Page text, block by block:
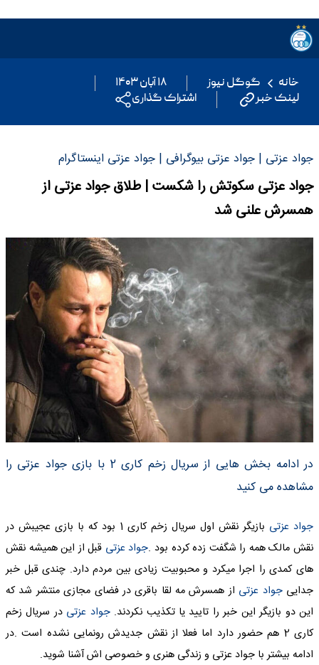
خانه گوگل نیوز
۱۸ آبان ۱۴۰۳
لینک خبر
اشتراک گذاری
جواد عزتی | جواد عزتی بیوگرافی | جواد عزتی اینستاگرام
جواد عزتی سکوتش را شکست | طلاق جواد عزتی از
همسرش علنی شد
در ادامه بخش هایی از سریال زخم کاری 2 با بازی جواد عزتی را
مشاهده می کنید
جواد عزتی
بازیگر نقش اول سریال زخم کاری 1 بود که با بازی عجیبش در
نقش مالک همه را شگفت زده کرده بود .جواد عزتی قبل از این همیشه نقش
های کمدی را اجرا میکرد و محبوبیت زیادی بین مردم دارد. چندی قبل خبر
جداییجواد عزتی از همسرش مه لقا باقری در فضای مجازی منتشر شد که
این دو بازیگر این خبر را تایید یا تکذیب نکردند.جواد عزتی در سریال زخم
کاری 2 هم حضور دارد اما فعلا از نقش جدیدش رونمایی نشده است .در
ادامه بیشتر با جواد عزتی و زندگی هنری و خصوصی اش آشنا شوید.